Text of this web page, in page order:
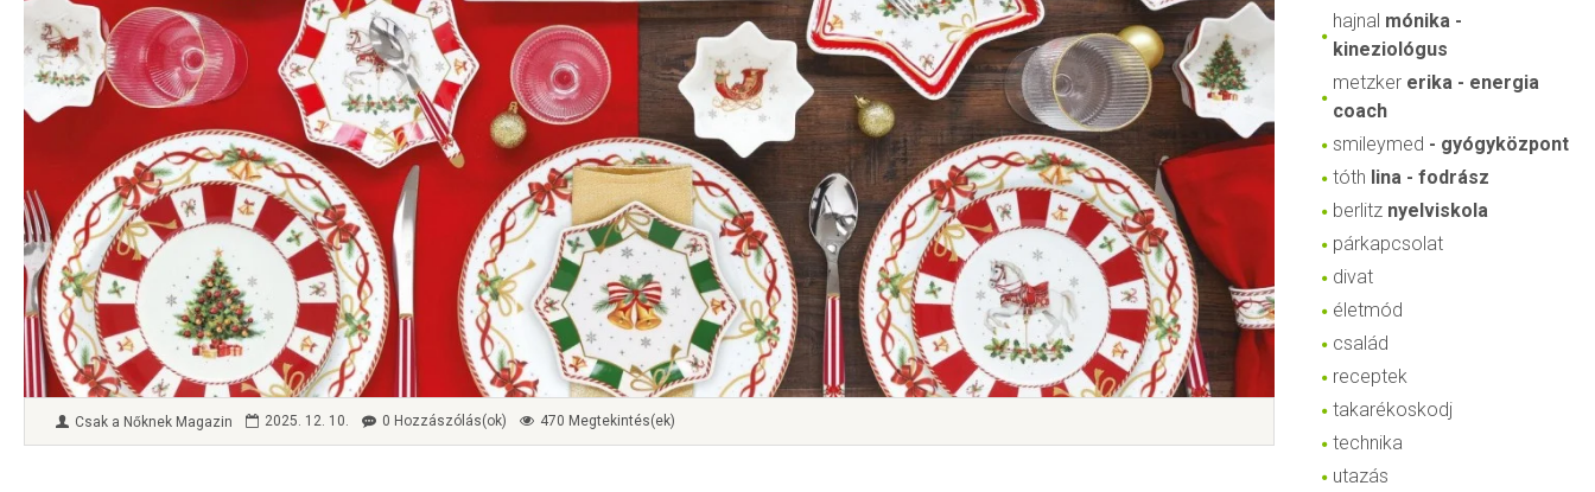
Csak a Nőknek Magazin 2025. 12. 10. 0 Hozzászólás(ok) 470 Megtekintés(ek)
hajnal mónika -
kineziológus
metzker erika - energia
coach
smileymed - gyógyközpont
tóth lina - fodrász
berlitz nyelviskola
párkapcsolat
divat
életmód
család
receptek
takarékoskodj
technika
utazás